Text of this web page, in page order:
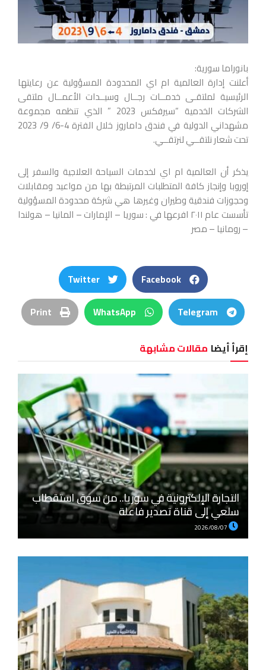
بانوراما سورية:
أعلنت إدارة العالمية ام اي المحدودة المسؤولية عن رعايتها
الرئيسية لملتقـى خدمــات رجــال وسيــدات الأعمــال ملتقى
الشركات الخدمية “سيرفكس 2023 ” الذي تنظمه مجموعة
مشهداني الدولية في فندق داماروز خلال الفترة 4-6/ 9/ 2023
تحت شعار نلتقــي لنرتقــي.
يذكر أن العالمية ام اي لخدمات السياحة العلاجية والسفر إلى
إوروبا وإنجاز كافة المتطلبات المرتبطة بها من مواعيد ومقابلات
وحجوزات فندقية وطيران وغيرها هي شركة محدودة المسؤولية
تأسست عام ٢٠١١ افرعها في : سوريا – الإمارات – المانيا – هولندا
– رومانيا – مصر
Facebook
Twitter
Telegram
WhatsApp
Print
إقرأ أيضا مقالات مشابهة
التجارة الإلكترونية في سوريا.. من سوق استقطاب
سلعي إلى قناة تصدير فاعلة